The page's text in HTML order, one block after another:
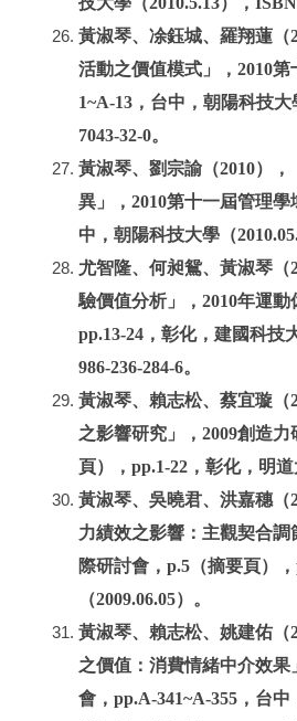
黃淑琴、凃鈺城、羅翔蓮（
活動之價值模式」，2010
1~A-13，台中，朝陽科技大
7043-32-0。
黃淑琴、劉宗諭（2010）
異」，2010第十一屆管理
中，朝陽科技大學（
尤智隆、何昶鴛、黃淑琴（
驗價值分析」，2010年運
pp.13-24，彰化，建國科技
986-236-284-6。
黃淑琴、賴志松、蔡宜璇（
之影響研究」，2009創造
頁），pp.1-22，彰化，明道
黃淑琴、吳曉君、洪嘉穗（
力績效之影響：主觀契合調
際研討會，p.5（摘要頁）
（2009.06.05）。
黃淑琴、賴志松、姚建佑（
之價值：消費情緒中介效果
會，pp.A-341~A-355，台